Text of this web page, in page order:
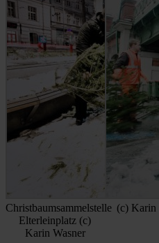
Christbaumsammelstelle
Elterleinplatz (c)
Karin Wasner
(c) Karin